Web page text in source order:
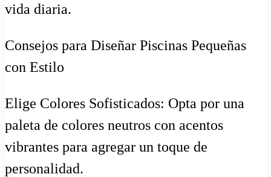
vida diaria.
Consejos para Diseñar Piscinas Pequeñas
con Estilo
Elige Colores Sofisticados: Opta por una
paleta de colores neutros con acentos
vibrantes para agregar un toque de
personalidad.